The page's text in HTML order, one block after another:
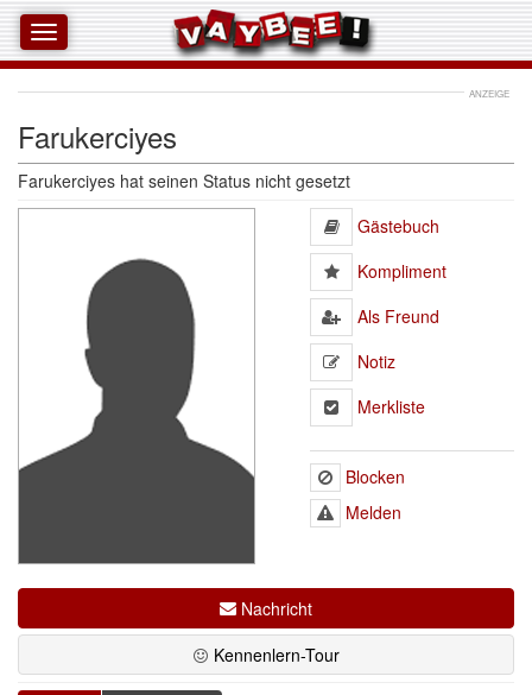
ANZEIGE
Farukerciyes
Farukerciyes hat seinen Status nicht gesetzt
Gästebuch
Kompliment
Als Freund
Notiz
Merkliste
Blocken
Melden
Nachricht
Kennenlern-Tour